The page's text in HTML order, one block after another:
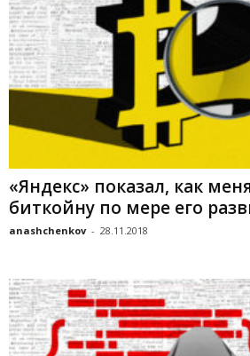
«Яндекс» показал, как
биткойну по мере его
anashchenkov - 28.11.2018